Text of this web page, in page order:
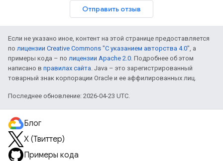
Отправить отзыв
Если не указано иное, контент на этой странице предоставляется
по лицензии Creative Commons "С указанием авторства 4.0", а
примеры кода – по лицензии Apache 2.0. Подробнее об этом
написано в правилах сайта. Java – это зарегистрированный
товарный знак корпорации Oracle и ее аффилированных лиц.
Последнее обновление: 2026-04-23 UTC.
Блог
X (Твиттер)
Примеры кода